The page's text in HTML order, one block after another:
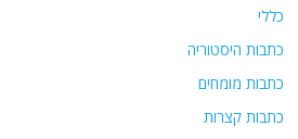
כללי
כתבות היסטוריה
כתבות מומחים
כתבות קצרות